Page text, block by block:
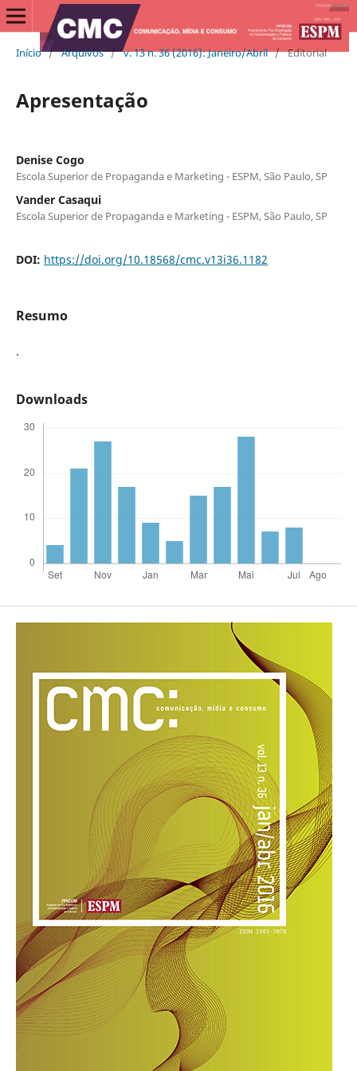
Início / Arquivos / v. 13 n. 36 (2016): Janeiro/Abril / Editorial
Apresentação
Denise Cogo
Escola Superior de Propaganda e Marketing - ESPM, São Paulo, SP
Vander Casaqui
Escola Superior de Propaganda e Marketing - ESPM, São Paulo, SP
DOI: https://doi.org/10.18568/cmc.v13i36.1182
Resumo
.
Downloads